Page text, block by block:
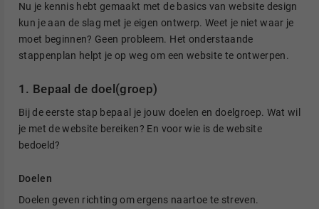
Nu je kennis hebt gemaakt met de basics van website design
kun je aan de slag met je eigen ontwerp. Weet je niet waar je
moet beginnen? Geen probleem. Het onderstaande
stappenplan helpt je op weg om een website te ontwerpen.
1. Bepaal de doel(groep)
Bij de eerste stap bepaal je jouw doelen en doelgroep. Wat wil
je met de website bereiken? En voor wie is de website
bedoeld?
Doelen
Doelen geven richting om ergens naartoe te streven.